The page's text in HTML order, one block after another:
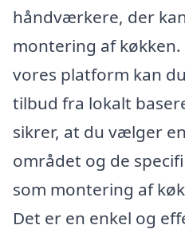
håndværkere, der
montering af
vores platform kan
tilbud fra lokalt
sikrer, at du vælger
området og de
som montering af
Det er en enkel og